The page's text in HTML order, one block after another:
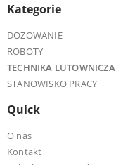
Kategorie
DOZOWANIE
ROBOTY
TECHNIKA LUTOWNICZA
STANOWISKO PRACY
Quick
O nas
Kontakt